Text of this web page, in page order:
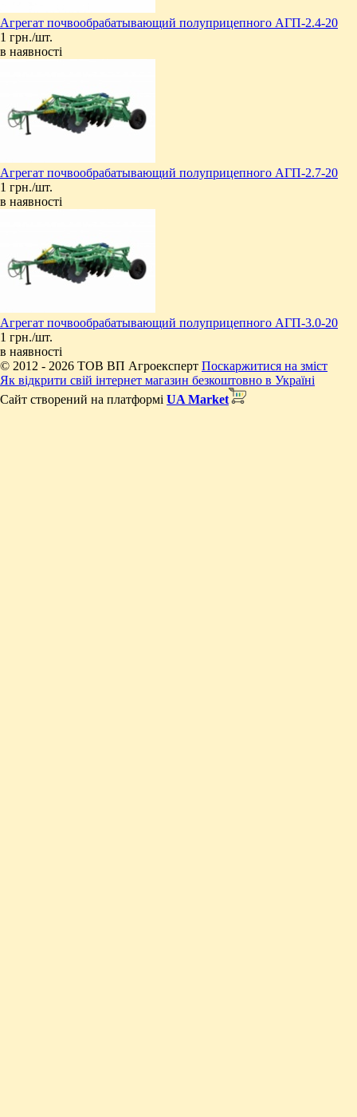
Агрегат почвообрабатывающий полуприцепного АГП-2.4-20
1 грн./шт.
в наявності
Агрегат почвообрабатывающий полуприцепного АГП-2.7-20
1 грн./шт.
в наявності
Агрегат почвообрабатывающий полуприцепного АГП-3.0-20
1 грн./шт.
в наявності
© 2012 - 2026 ТОВ ВП Агроексперт Поскаржитися на зміст
Як відкрити свій інтернет магазин безкоштовно в Україні
Сайт створений на платформі UA Market